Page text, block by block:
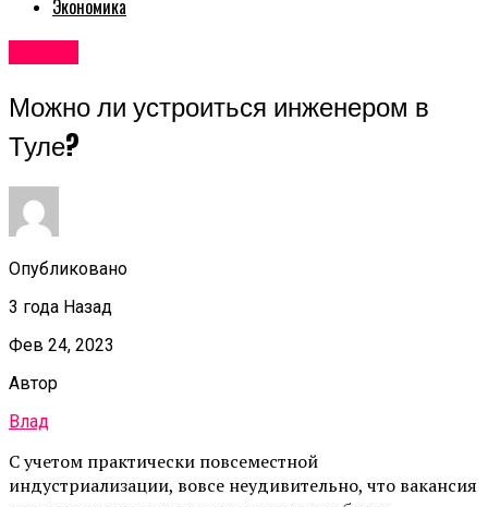
Экономика
Можно ли устроиться инженером в
Туле?
Опубликовано
3 года Назад
Фев 24, 2023
Автор
Влад
С учетом практически повсеместной
индустриализации, вовсе неудивительно, что вакансия